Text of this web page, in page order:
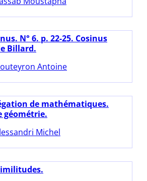
N° 6. p. 22-25. Cosinus
Billard.
Antoine
de mathématiques.
géométrie.
Michel